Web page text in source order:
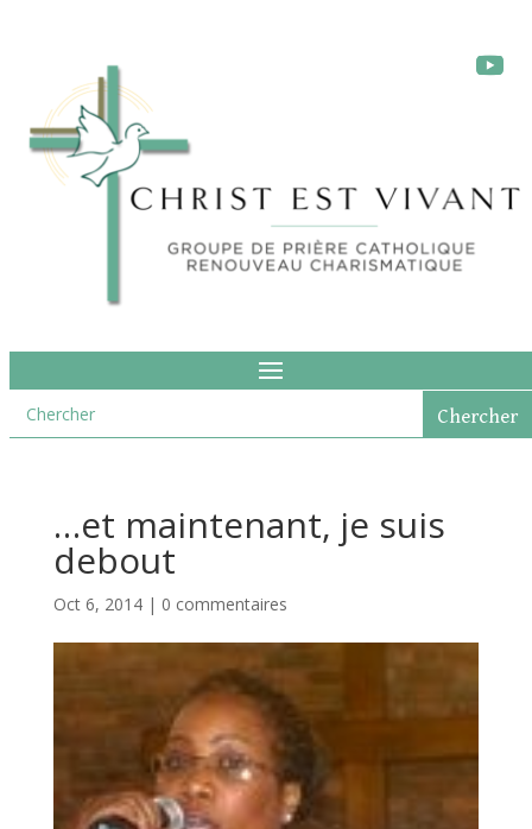
…et maintenant, je suis
debout
Oct 6, 2014| 0 commentaires